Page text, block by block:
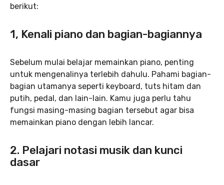
berikut:
1, Kenali piano dan bagian-bagiannya
Sebelum mulai belajar memainkan piano, penting
untuk mengenalinya terlebih dahulu. Pahami bagian-
bagian utamanya seperti keyboard, tuts hitam dan
putih, pedal, dan lain-lain. Kamu juga perlu tahu
fungsi masing-masing bagian tersebut agar bisa
memainkan piano dengan lebih lancar.
2. Pelajari notasi musik dan kunci
dasar